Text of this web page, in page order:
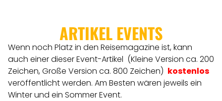
ARTIKEL EVENTS
Wenn noch Platz in den Reisemagazine ist, kann
auch einer dieser Event-Artikel (Kleine Version ca. 200
Zeichen, Große Version ca. 800 Zeichen) kostenlos
veröffentlicht werden. Am Besten wären jeweils ein
Winter und ein Sommer Event.